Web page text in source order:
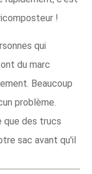
!
qui
du marc
Beaucoup
problème.
que des trucs
sac avant qu'il